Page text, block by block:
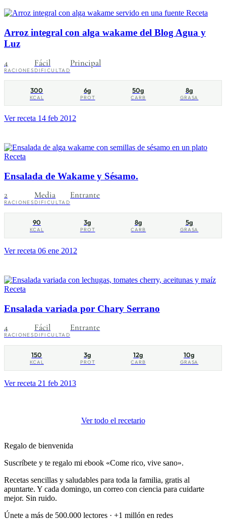
Receta
Arroz integral con alga wakame del Blog Agua y
Luz
4
RACIONES
Fácil
DIFICULTAD
Principal
300
KCAL
6g
PROT
50g
CARB
8g
GRASA
Ver receta 14 feb 2012
Receta
Ensalada de Wakame y Sésamo.
2
RACIONES
Media
DIFICULTAD
Entrante
90
KCAL
3g
PROT
8g
CARB
5g
GRASA
Ver receta 06 ene 2012
Receta
Ensalada variada por Chary Serrano
4
RACIONES
Fácil
DIFICULTAD
Entrante
150
KCAL
3g
PROT
12g
CARB
10g
GRASA
Ver receta 21 feb 2013
Ver todo el recetario
Regalo de bienvenida
Suscríbete y te regalo mi ebook «Come rico, vive sano».
Recetas sencillas y saludables para toda la familia, gratis al
apuntarte. Y cada domingo, un correo con ciencia para cuidarte
mejor. Sin ruido.
Únete a más de 500.000 lectores · +1 millón en redes